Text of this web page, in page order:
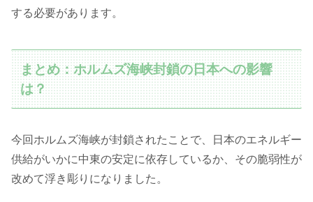
する必要があります。
まとめ：ホルムズ海峡封鎖の日本への影響
は？
今回ホルムズ海峡が封鎖されたことで、日本のエネルギー
供給がいかに中東の安定に依存しているか、その脆弱性が
改めて浮き彫りになりました。